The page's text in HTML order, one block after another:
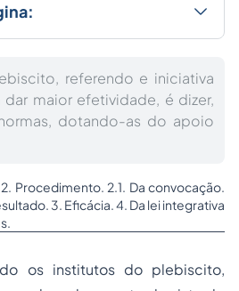
referendo e iniciativa
maior efetividade, é dizer,
dotando-as do apoio
Procedimento. 2.1. Da convocação.
3. Eficácia. 4. Da lei integrativa
os institutos do plebiscito,